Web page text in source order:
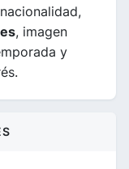
, imagen
y